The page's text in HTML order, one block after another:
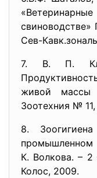
Сев-
7. В. П.
живой
Зоотехния №
8. Зоогигиена
промышленном
К. Волкова. –
Колос, 2009.